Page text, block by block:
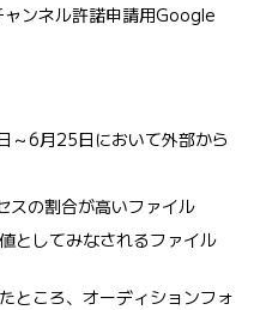
ャンネル許諾申請用Google
6月25日において外部から
の割合が高いファイル
としてみなされるファイル
ところ、オーディションフォ